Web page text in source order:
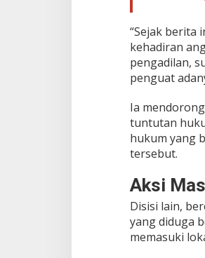
“Sejak berita
kehadiran
pengadilan,
penguat
Ia
tuntutan
hukum yang
tersebut.
Aksi
Disisi lain,
yang diduga
memasuki